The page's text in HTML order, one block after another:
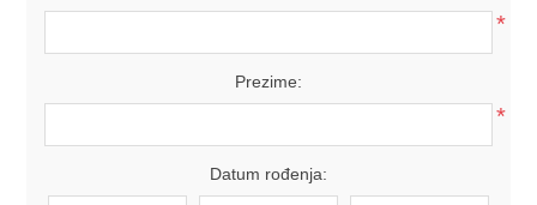
*
Prezime:
*
Datum rođenja: